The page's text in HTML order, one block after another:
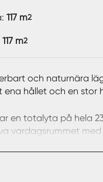
117 m2
117 m2
och naturnära
ena hållet och en
en totalyta på hela
vardagsrummet
i vinkel som blickar
Från